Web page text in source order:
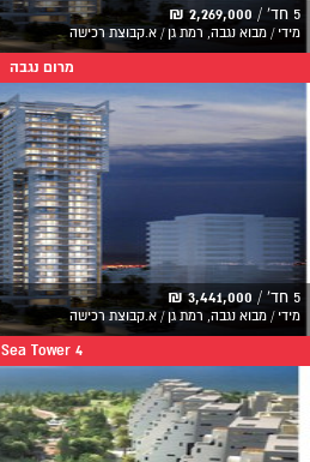
5 חד' / 2,269,000 ₪
מידי / מבוא נגבה, רמת גן / א.קבוצת רכישה
מרום נגבה
5 חד' / 3,441,000 ₪
מידי / מבוא נגבה, רמת גן / א.קבוצת רכישה
Sea Tower 4